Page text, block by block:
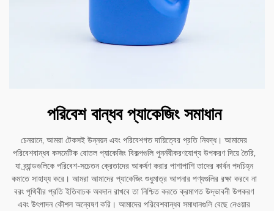
পরিবেশ বান্ধব প্যাকেজিং সমাধান
চেনরানে, আমরা টেকসই উন্নয়ন এবং পরিবেশগত দায়িত্বের প্রতি নিবদ্ধ। আমাদের
পরিবেশবান্ধব কসমেটিক বোতল প্যাকেজিং বিকল্পগুলি পুনর্নবীকরণযোগ্য উপকরণ দিয়ে তৈরি,
যা ব্র্যান্ডগুলিকে পরিবেশ-সচেতন ক্রেতাদের আকর্ষণ করার পাশাপাশি তাদের কার্বন পদচিহ্ন
কমাতে সাহায্য করে। আমরা আমাদের প্যাকেজিং শুধুমাত্র আপনার পণ্যগুলির রক্ষা করবে না
বরং পৃথিবীর প্রতি ইতিবাচক অবদান রাখবে তা নিশ্চিত করতে ক্রমাগত উদ্ভাবনী উপকরণ
এবং উৎপাদন কৌশল অন্বেষণ করি। আমাদের পরিবেশবান্ধব সমাধানগুলি বেছে নেওয়ার